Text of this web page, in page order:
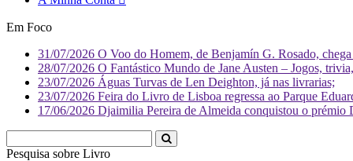
Em Foco
31/07/2026 O Voo do Homem, de Benjamín G. Rosado,
28/07/2026 O Fantástico Mundo de Jane Austen – Jogos,
23/07/2026 Águas Turvas de Len Deighton, já nas livrarias;
23/07/2026 Feira do Livro de Lisboa regressa ao Parque
17/06/2026 Djaimilia Pereira de Almeida conquistou o
Pesquisa sobre Liv